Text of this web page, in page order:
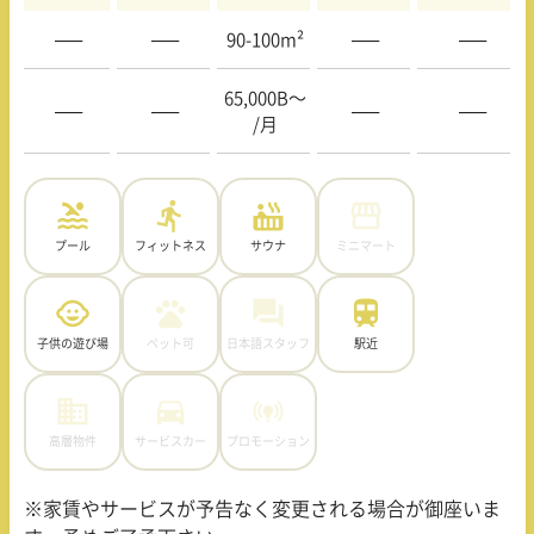
—– —– 90-100m² —– —–
—– —–
65,000B〜
/月
—– —–
プール フィットネス サウナ ミニマート
子供の遊び場 ペット可 日本語スタッフ 駅近
高層物件 サービスカー プロモーション
※家賃やサービスが予告なく変更される場合が御座いま